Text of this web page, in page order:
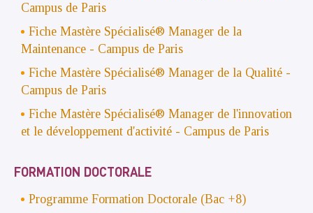
Campus de Paris
Fiche Mastère Spécialisé® Manager de la
Maintenance - Campus de Paris
Fiche Mastère Spécialisé® Manager de la Qualité -
Campus de Paris
Fiche Mastère Spécialisé® Manager de l'innovation
et le développement d'activité - Campus de Paris
FORMATION DOCTORALE
Programme Formation Doctorale (Bac +8)